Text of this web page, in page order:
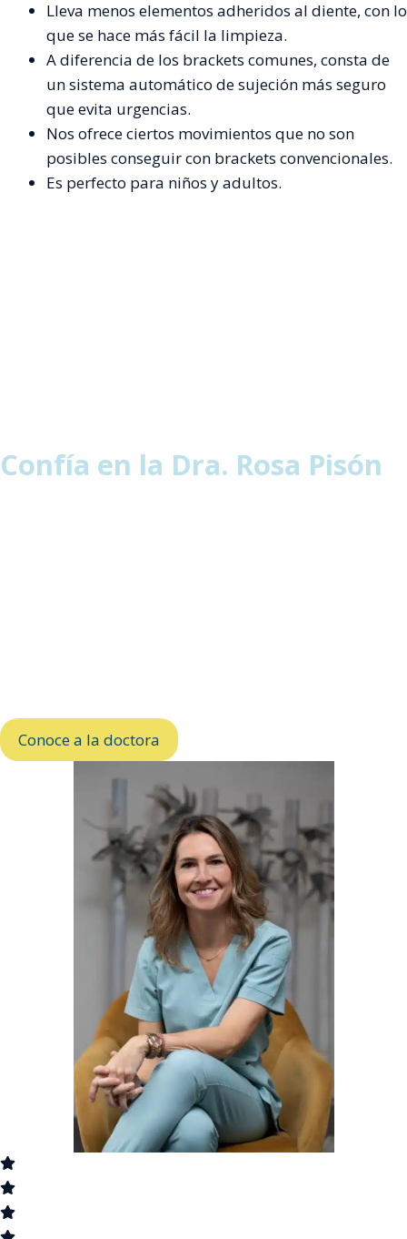
Lleva menos elementos adheridos al diente, con lo
que se hace más fácil la limpieza.
A diferencia de los brackets comunes, consta de
un sistema automático de sujeción más seguro
que evita urgencias.
Nos ofrece ciertos movimientos que no son
posibles conseguir con brackets convencionales.
Es perfecto para niños y adultos.
Confía en la Dra. Rosa Pisón
Conoce a la doctora